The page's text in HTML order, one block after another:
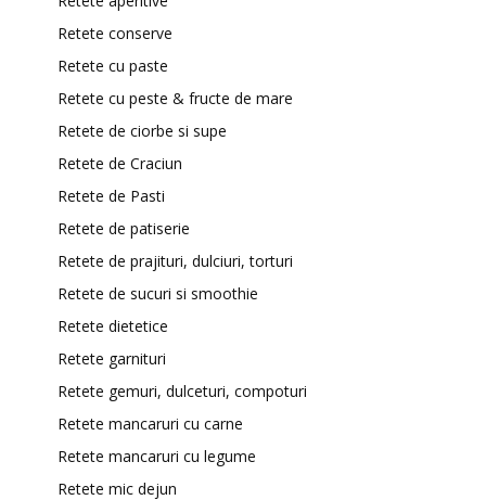
Retete conserve
Retete cu paste
Retete cu peste & fructe de mare
Retete de ciorbe si supe
Retete de Craciun
Retete de Pasti
Retete de patiserie
Retete de prajituri, dulciuri, torturi
Retete de sucuri si smoothie
Retete dietetice
Retete garnituri
Retete gemuri, dulceturi, compoturi
Retete mancaruri cu carne
Retete mancaruri cu legume
Retete mic dejun